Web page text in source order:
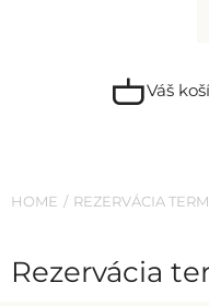
Váš
HOME REZERVÁCIA
Rezervácia